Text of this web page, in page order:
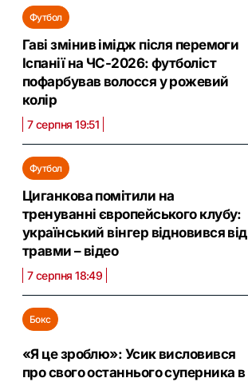
Футбол
Гаві змінив імідж після перемоги
Іспанії на ЧС-2026: футболіст
пофарбував волосся у рожевий
колір
7 серпня 19:51
Футбол
Циганкова помітили на
тренуванні європейського клубу:
український вінгер відновився від
травми – відео
7 серпня 18:49
Бокс
«Я це зроблю»: Усик висловився
про свого останнього суперника в